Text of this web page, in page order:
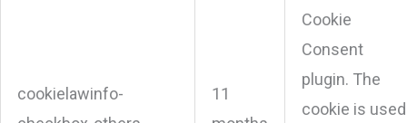
cookielawinfo-
11
Cookie
Consent
plugin. The
cookie is used